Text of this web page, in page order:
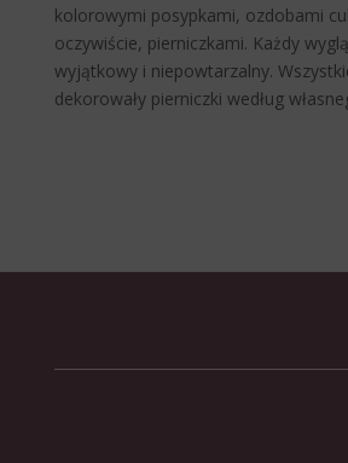
kolorowymi posypkami, ozdobami
oczywiście, pierniczkami. Każdy
wyjątkowy i niepowtarzalny.
dekorowały pierniczki według